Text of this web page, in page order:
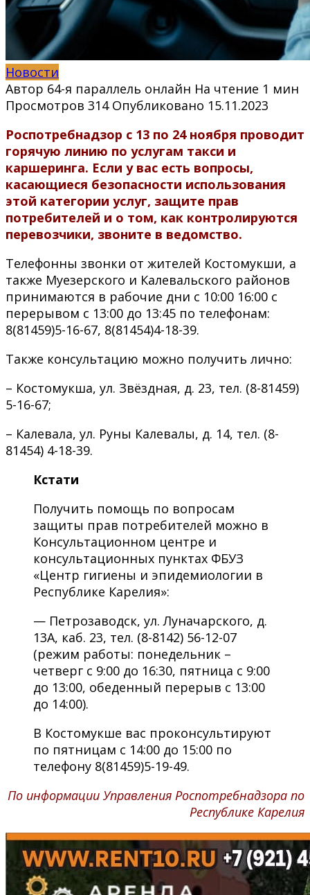
Новости
Автор 64-я параллель онлайн На чтение 1 мин
Просмотров 314 Опубликовано 15.11.2023
Роспотребнадзор с 13 по 24 ноября проводит
горячую линию по услугам такси и
каршеринга. Если у вас есть вопросы,
касающиеся безопасности использования
этой категории услуг, защите прав
потребителей и о том, как контролируются
перевозчики, звоните в ведомство.
Телефонны звонки от жителей Костомукши, а
также Муезерского и Калевальского районов
принимаются в рабочие дни с 10:00 16:00 с
перерывом с 13:00 до 13:45 по телефонам:
8(81459)5-16-67, 8(81454)4-18-39.
Также консультацию можно получить лично:
– Костомукша, ул. Звёздная, д. 23, тел. (8-81459)
5-16-67;
– Калевала, ул. Руны Калевалы, д. 14, тел. (8-
81454) 4-18-39.
Кстати
Получить помощь по вопросам
защиты прав потребителей можно в
Консультационном центре и
консультационных пунктах ФБУЗ
«Центр гигиены и эпидемиологии в
Республике Карелия»:
— Петрозаводск, ул. Луначарского, д.
13А, каб. 23, тел. (8-8142) 56-12-07
(режим работы: понедельник –
четверг с 9:00 до 16:30, пятница с 9:00
до 13:00, обеденный перерыв с 13:00
до 14:00).
В Костомукше вас проконсультируют
по пятницам с 14:00 до 15:00 по
телефону 8(81459)5-19-49.
По информации Управления Роспотребнадзора по
Республике Карелия